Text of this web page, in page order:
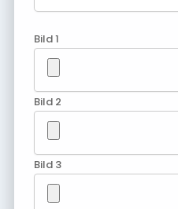
Bild 1
Bild 2
Bild 3